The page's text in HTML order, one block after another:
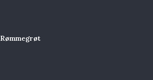
Rømmegrøt